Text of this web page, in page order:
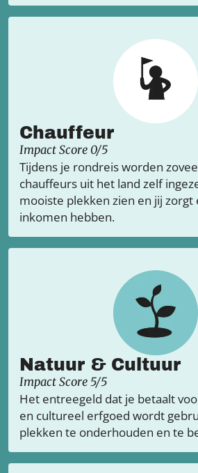
Chauffeur
Impact Score 0/5
Tijdens je rondreis worden
chauffeurs uit het land zelf
mooiste plekken zien en jij zorgt
inkomen hebben.
Natuur & Cultuur
Impact Score 5/5
Het entreegeld dat je betaalt
en cultureel erfgoed wordt
plekken te onderhouden en te